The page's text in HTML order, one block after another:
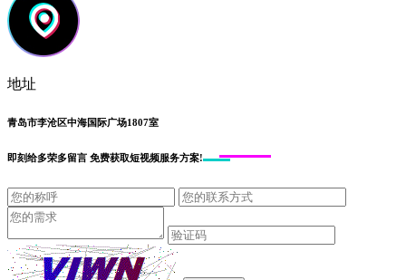
地址
青岛市李沧区中海国际广场1807室
即刻给多荣多留言 免费获取短视频服务方案!